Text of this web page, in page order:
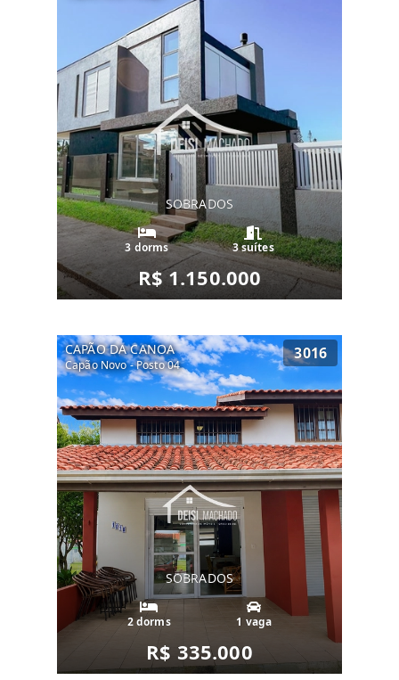
SOBRADOS
3 dorms 3 suítes
R$ 1.150.000
CAPÃO DA CANOA
Capão Novo - Posto 04
3016
SOBRADOS
2 dorms 1 vaga
R$ 335.000